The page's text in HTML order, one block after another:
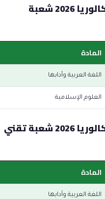
برنامج اليوم الأول بكالوريا 2026 شعبة
المادة
اللغة العربية وآدابها
العلوم الإسلامية
برنامج اليوم الأول بكالوريا 2026 شعبة تقني
المادة
اللغة العربية وآدابها